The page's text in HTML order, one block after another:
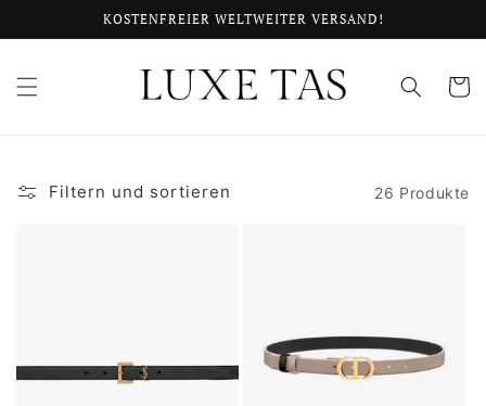
Inhalt
KOSTENFREIER WELTWEITER VERSAND!
Filtern und sortieren 26 Produkte